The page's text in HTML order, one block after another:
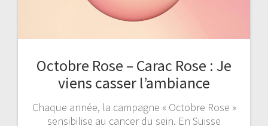
Octobre Rose – Carac Rose : Je
viens casser l’ambiance
Chaque année, la campagne « Octobre Rose »
sensibilise au cancer du sein. En Suisse